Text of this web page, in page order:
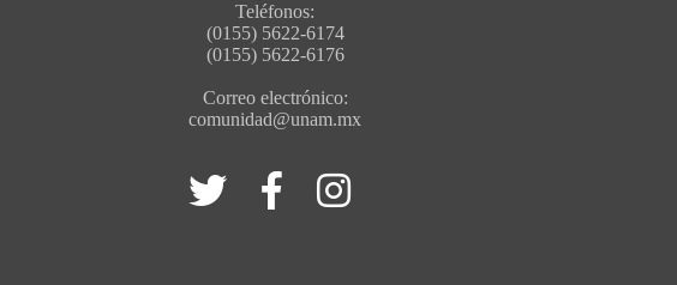
Teléfonos:
(0155) 5622-6174
(0155) 5622-6176
Correo electrónico:
comunidad@unam.mx